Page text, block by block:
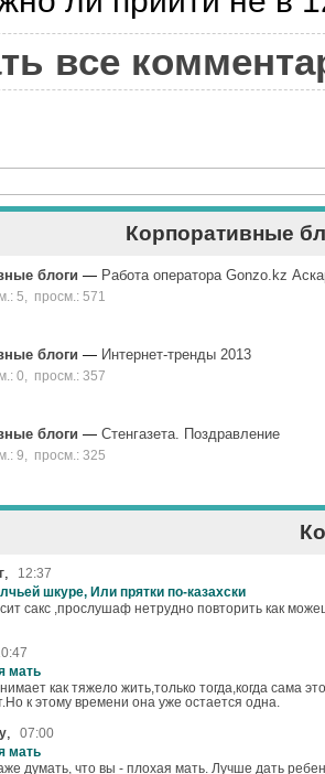
Корпоративные
блоги — Работа оператора Gonzo.kz
5 просм.: 571
блоги — Интернет-тренды 2013
0 просм.: 357
блоги — Стенгазета. Поздравление
9 просм.: 325
,
12:37
шкуре, Или прятки по-казахски
сакс ,прослушаф нетрудно повторить как
мать
как тяжело жить,только тогда,когда сама это
к этому времени она уже остается одна.
07:00
мать
думать, что вы - плохая мать. Лучше дать
все